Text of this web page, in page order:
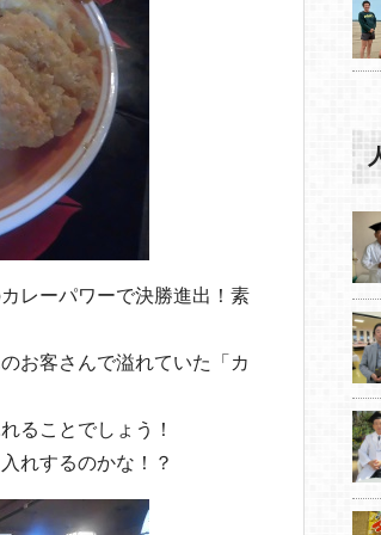
レーパワーで決勝進出！素
お客さんで溢れていた「カ
ることでしょう！
れするのかな！？